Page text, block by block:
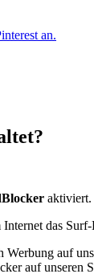
an.
aktiviert.
das
Werbung auf
auf unseren